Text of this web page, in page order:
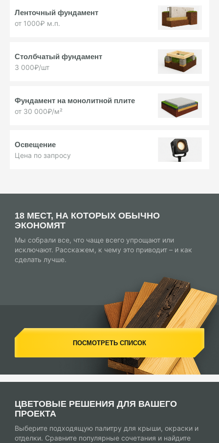
Ленточный фундамент
от 1000₽ м.п.
Столбчатый фундамент
3 000₽/шт
Фундамент на монолитной плите
от 30 000₽/м²
Освещение
Цена по запросу
18 МЕСТ, НА КОТОРЫХ ОБЫЧНО
ЭКОНОМЯТ
Мы собрали все, что чаще всего упрощают или
исключают. Расскажем, к чему это приводит – и как
сделать лучше.
ПОСМОТРЕТЬ СПИСОК
ЦВЕТОВЫЕ РЕШЕНИЯ ДЛЯ ВАШЕГО
ПРОЕКТА
Выберите подходящую палитру для крыши, окраски и
отделки. Сравните популярные сочетания и найдите